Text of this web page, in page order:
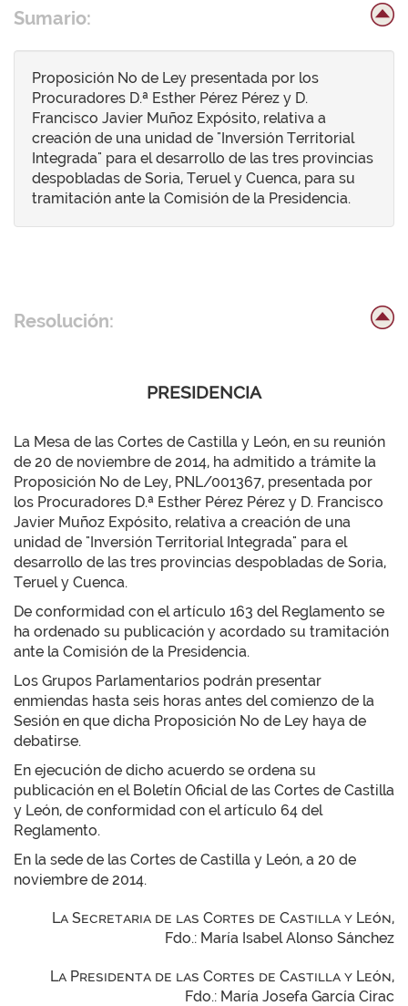
Sumario:
Proposición No de Ley presentada por los
Procuradores D.ª Esther Pérez Pérez y D.
Francisco Javier Muñoz Expósito, relativa a
creación de una unidad de "Inversión Territorial
Integrada" para el desarrollo de las tres provincias
despobladas de Soria, Teruel y Cuenca, para su
tramitación ante la Comisión de la Presidencia.
Resolución:
PRESIDENCIA
La Mesa de las Cortes de Castilla y León, en su reunión
de 20 de noviembre de 2014, ha admitido a trámite la
Proposición No de Ley, PNL/001367, presentada por
los Procuradores D.ª Esther Pérez Pérez y D. Francisco
Javier Muñoz Expósito, relativa a creación de una
unidad de "Inversión Territorial Integrada" para el
desarrollo de las tres provincias despobladas de Soria,
Teruel y Cuenca.
De conformidad con el artículo 163 del Reglamento se
ha ordenado su publicación y acordado su tramitación
ante la Comisión de la Presidencia.
Los Grupos Parlamentarios podrán presentar
enmiendas hasta seis horas antes del comienzo de la
Sesión en que dicha Proposición No de Ley haya de
debatirse.
En ejecución de dicho acuerdo se ordena su
publicación en el Boletín Oficial de las Cortes de Castilla
y León, de conformidad con el artículo 64 del
Reglamento.
En la sede de las Cortes de Castilla y León, a 20 de
noviembre de 2014.
La Secretaria de las Cortes de Castilla y León,
Fdo.: María Isabel Alonso Sánchez
La Presidenta de las Cortes de Castilla y León,
Fdo.: María Josefa García Cirac